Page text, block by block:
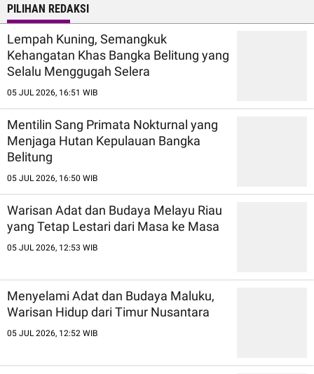
PILIHAN REDAKSI
Lempah Kuning, Semangkuk
Kehangatan Khas Bangka Belitung yang
Selalu Menggugah Selera
05 JUL 2026, 16:51 WIB
Mentilin Sang Primata Nokturnal yang
Menjaga Hutan Kepulauan Bangka
Belitung
05 JUL 2026, 16:50 WIB
Warisan Adat dan Budaya Melayu Riau
yang Tetap Lestari dari Masa ke Masa
05 JUL 2026, 12:53 WIB
Menyelami Adat dan Budaya Maluku,
Warisan Hidup dari Timur Nusantara
05 JUL 2026, 12:52 WIB